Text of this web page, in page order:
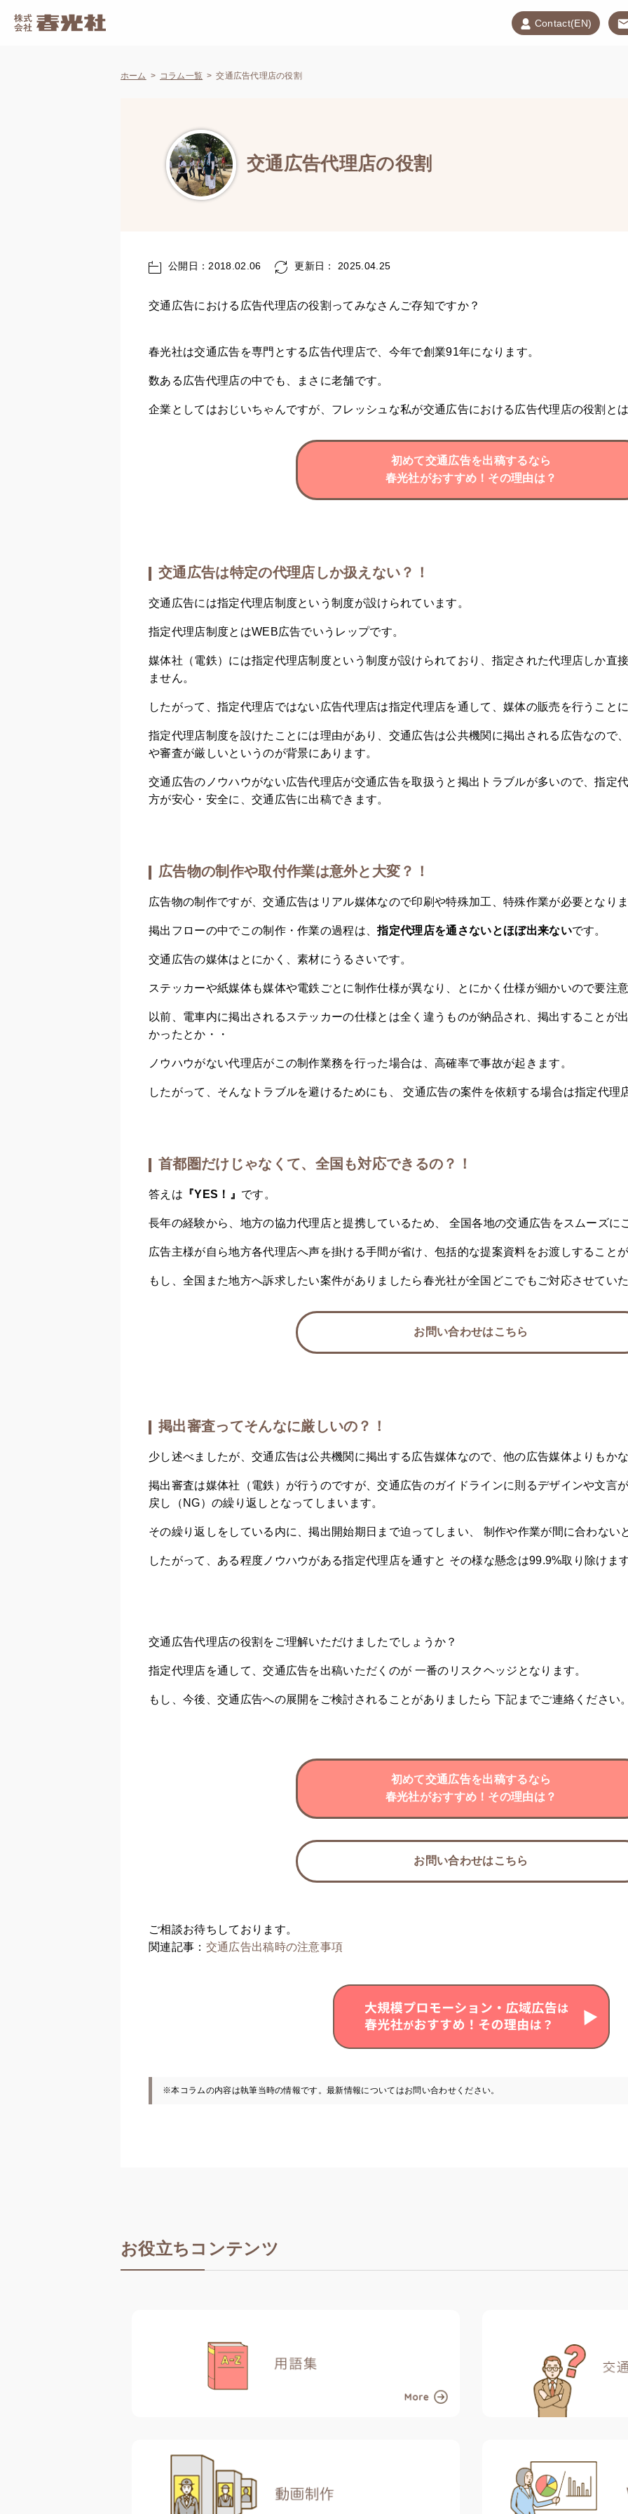
Contact(EN)
ホーム コラム一覧 交通広告代理店の役割
交通広告代理店の役割
公開日：2018.02.06 更新日： 2025.04.25
交通広告における広告代理店の役割ってみなさんご存知ですか？
春光社は交通広告を専門とする広告代理店で、今年で創業91年になります。
数ある広告代理店の中でも、まさに老舗です。
企業としてはおじいちゃんですが、フレッシュな私が交通広告における広告代理店の役割と
初めて交通広告を出稿するなら
春光社がおすすめ！その理由は？
交通広告は特定の代理店しか扱えない？！
交通広告には指定代理店制度という制度が設けられています。
指定代理店制度とはWEB広告でいうレップです。
媒体社（電鉄）には指定代理店制度という制度が設けられており、指定された代理店しか直
ません。
したがって、指定代理店ではない広告代理店は指定代理店を通して、媒体の販売を行うこと
指定代理店制度を設けたことには理由があり、交通広告は公共機関に掲出される広告なので
や審査が厳しいというのが背景にあります。
交通広告のノウハウがない広告代理店が交通広告を取扱うと掲出トラブルが多いので、指定
方が安心・安全に、交通広告に出稿できます。
広告物の制作や取付作業は意外と大変？！
広告物の制作ですが、交通広告はリアル媒体なので印刷や特殊加工、特殊作業が必要となり
掲出フローの中でこの制作・作業の過程は、指定代理店を通さないとほぼ出来ないです。
交通広告の媒体はとにかく、素材にうるさいです。
ステッカーや紙媒体も媒体や電鉄ごとに制作仕様が異なり、とにかく仕様が細かいので要注
以前、電車内に掲出されるステッカーの仕様とは全く違うものが納品され、掲出することが
かったとか・・
ノウハウがない代理店がこの制作業務を行った場合は、高確率で事故が起きます。
したがって、そんなトラブルを避けるためにも、 交通広告の案件を依頼する場合は指定代理
首都圏だけじゃなくて、全国も対応できるの？！
答えは 『YES！』 です。
長年の経験から、地方の協力代理店と提携しているため、 全国各地の交通広告をスムーズに
広告主様が自ら地方各代理店へ声を掛ける手間が省け、包括的な提案資料をお渡しすること
もし、全国また地方へ訴求したい案件がありましたら春光社が全国どこでもご対応させてい
お問い合わせはこちら
掲出審査ってそんなに厳しいの？！
少し述べましたが、交通広告は公共機関に掲出する広告媒体なので、他の広告媒体よりもか
掲出審査は媒体社（電鉄）が行うのですが、交通広告のガイドラインに則るデザインや文言
戻し（NG）の繰り返しとなってしまいます。
その繰り返しをしている内に、掲出開始期日まで迫ってしまい、 制作や作業が間に合わない
したがって、ある程度ノウハウがある指定代理店を通すと その様な懸念は99.9%取り除けま
交通広告代理店の役割をご理解いただけましたでしょうか？
指定代理店を通して、交通広告を出稿いただくのが 一番のリスクヘッジとなります。
もし、今後、交通広告への展開をご検討されることがありましたら 下記までご連絡ください
初めて交通広告を出稿するなら
春光社がおすすめ！その理由は？
お問い合わせはこちら
ご相談お待ちしております。
関連記事： 交通広告出稿時の注意事項
※本コラムの内容は執筆当時の情報です。最新情報についてはお問い合わせください。
お役立ちコンテンツ